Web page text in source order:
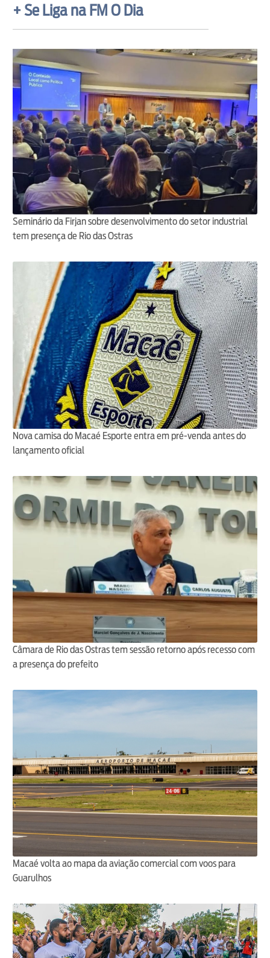
+ Se Liga na FM O Dia
Seminário da Firjan sobre desenvolvimento do setor industrial
tem presença de Rio das Ostras
Nova camisa do Macaé Esporte entra em pré-venda antes do
lançamento oficial
Câmara de Rio das Ostras tem sessão retorno após recesso com
a presença do prefeito
Macaé volta ao mapa da aviação comercial com voos para
Guarulhos